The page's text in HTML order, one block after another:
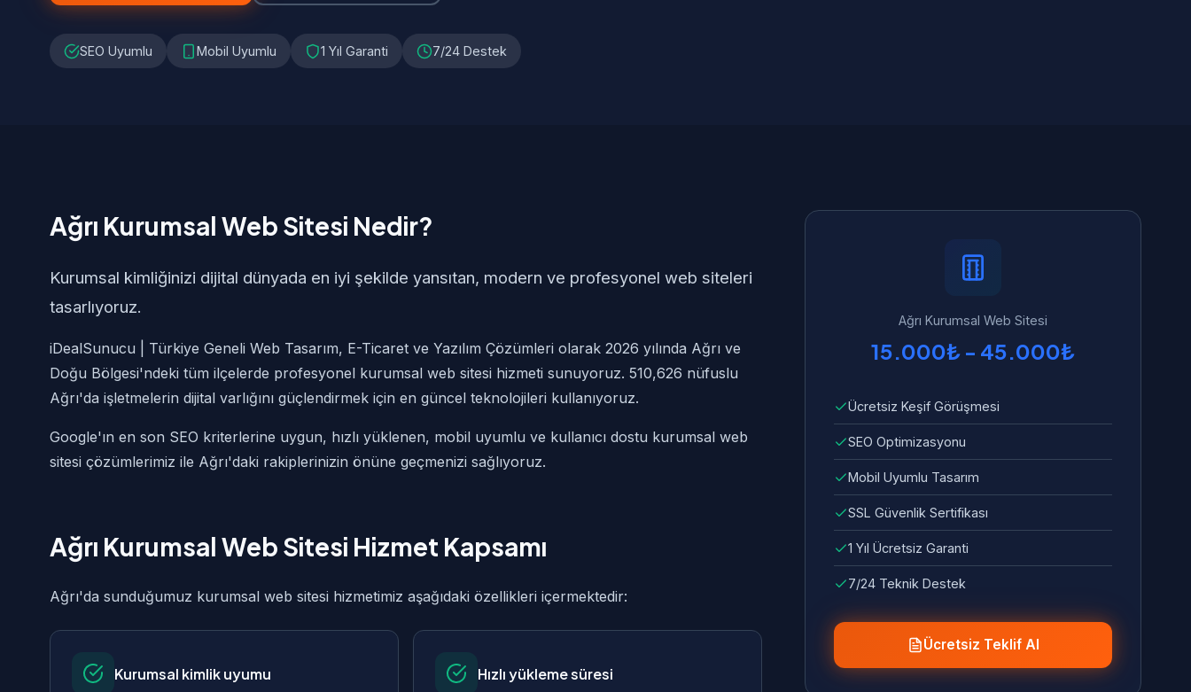
SEO Uyumlu Mobil Uyumlu 1 Yıl Garanti 7/24 Destek
Ağrı Kurumsal Web Sitesi Nedir?
Kurumsal kimliğinizi dijital dünyada en iyi şekilde yansıtan, modern ve profesyonel web siteleri
tasarlıyoruz.
iDealSunucu | Türkiye Geneli Web Tasarım, E-Ticaret ve Yazılım Çözümleri olarak 2026 yılında Ağrı ve
Doğu Bölgesi'ndeki tüm ilçelerde profesyonel kurumsal web sitesi hizmeti sunuyoruz. 510,626 nüfuslu
Ağrı'da işletmelerin dijital varlığını güçlendirmek için en güncel teknolojileri kullanıyoruz.
Google'ın en son SEO kriterlerine uygun, hızlı yüklenen, mobil uyumlu ve kullanıcı dostu kurumsal web
sitesi çözümlerimiz ile Ağrı'daki rakiplerinizin önüne geçmenizi sağlıyoruz.
Ağrı Kurumsal Web Sitesi Hizmet Kapsamı
Ağrı'da sunduğumuz kurumsal web sitesi hizmetimiz aşağıdaki özellikleri içermektedir:
Kurumsal kimlik uyumu Hızlı yükleme süresi
Ağrı Kurumsal Web Sitesi
15.000₺ - 45.000₺
Ücretsiz Keşif Görüşmesi
SEO Optimizasyonu
Mobil Uyumlu Tasarım
SSL Güvenlik Sertifikası
1 Yıl Ücretsiz Garanti
7/24 Teknik Destek
Ücretsiz Teklif Al